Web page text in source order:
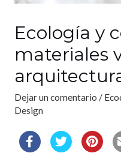
Ecología y
materiales
Dejar un comentario /
Design